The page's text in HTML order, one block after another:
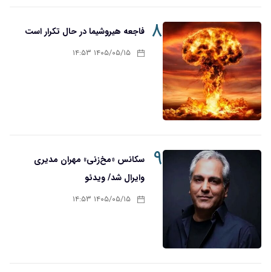
۸ فاجعه هیروشیما در حال تکرار است
۱۴۰۵/۰۵/۱۵ ۱۴:۵۳
۹
سکانس «مخ‌زنی» مهران مدیری
وایرال شد/ ویدئو
۱۴۰۵/۰۵/۱۵ ۱۴:۵۳